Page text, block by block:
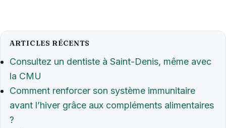
ARTICLES RÉCENTS
Consultez un dentiste à Saint-Denis, même avec
la CMU
Comment renforcer son système immunitaire
avant l’hiver grâce aux compléments alimentaires
?